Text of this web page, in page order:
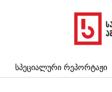
Სპეციალური Რეპორტაჟი